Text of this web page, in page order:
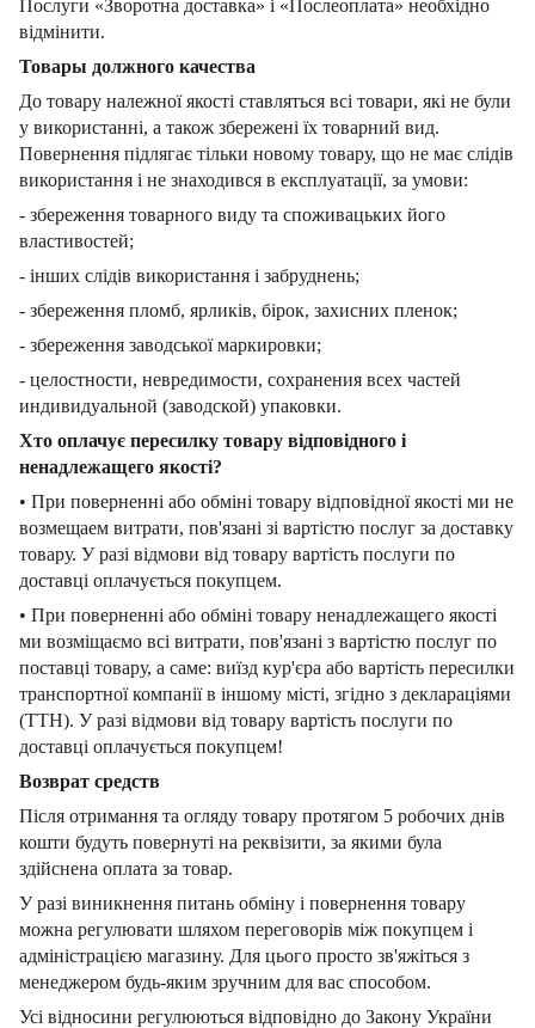
Послуги «Зворотна доставка» і «Послеоплата» необхідно
відмінити.
Товары должного качества
До товару належної якості ставляться всі товари, які не були
у використанні, а також збережені їх товарний вид.
Повернення підлягає тільки новому товару, що не має слідів
використання і не знаходився в експлуатації, за умови:
- збереження товарного виду та споживацьких його
властивостей;
- інших слідів використання і забруднень;
- збереження пломб, ярликів, бірок, захисних пленок;
- збереження заводської маркировки;
- целостности, невредимости, сохранения всех частей
индивидуальной (заводской) упаковки.
Хто оплачує пересилку товару відповідного і
ненадлежащего якості?
• При поверненні або обміні товару відповідної якості ми не
возмещаем витрати, пов'язані зі вартістю послуг за доставку
товару. У разі відмови від товару вартість послуги по
доставці оплачується покупцем.
• При поверненні або обміні товару ненадлежащего якості
ми возміщаємо всі витрати, пов'язані з вартістю послуг по
поставці товару, а саме: виїзд кур'єра або вартість пересилки
транспортної компанії в іншому місті, згідно з деклараціями
(ТТН). У разі відмови від товару вартість послуги по
доставці оплачується покупцем!
Возврат средств
Після отримання та огляду товару протягом 5 робочих днів
кошти будуть повернуті на реквізити, за якими була
здійснена оплата за товар.
У разі виникнення питань обміну і повернення товару
можна регулювати шляхом переговорів між покупцем і
адміністрацією магазину. Для цього просто зв'яжіться з
менеджером будь-яким зручним для вас способом.
Усі відносини регулюються відповідно до Закону України